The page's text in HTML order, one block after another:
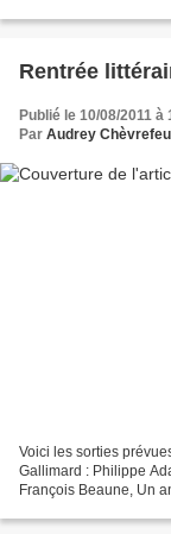
Rentrée
Publié le 10/08/2011 à
Par Audrey
Voici les sorties
Gallimard : Philippe
François Beaune, Un